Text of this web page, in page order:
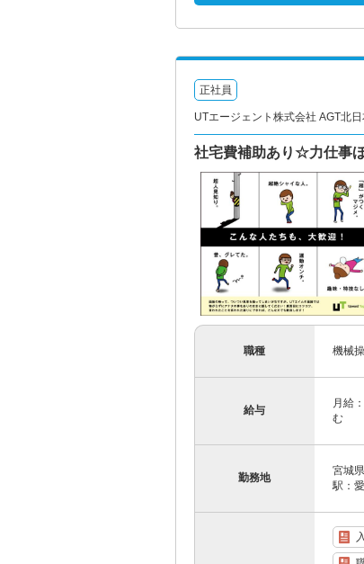
正社員
UTエージェント株式会社 AGT北
社宅費補助あり☆力仕事
職種 機械
給与
月給
む
勤務地
宮城
駅：